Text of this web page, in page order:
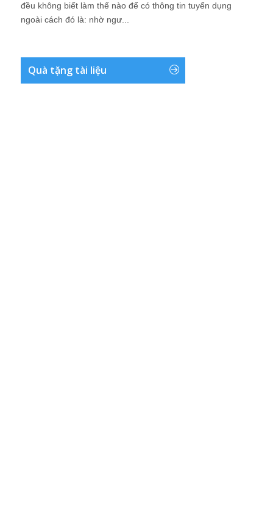
đều không biết làm thế nào để có thông tin tuyển dụng
ngoài cách đó là: nhờ ngư...
Quà tặng tài liệu